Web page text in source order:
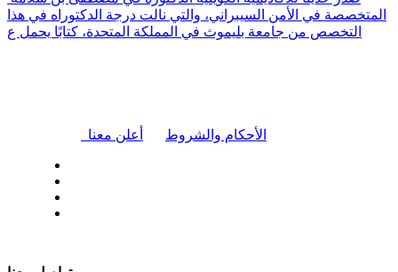
المتخصصة في الأمن السيبراني، والتي نالت درجة الدكتوراه في هذا
التخصص من جامعة بليموث في المملكة المتحدة، كتابًا يحمل ع
أعلن معنا الأحكام والشروط